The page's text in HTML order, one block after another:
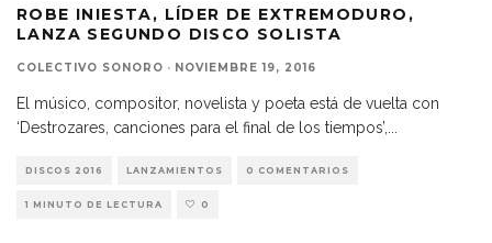
ROBE INIESTA, LÍDER DE EXTREMODURO,
LANZA SEGUNDO DISCO SOLISTA
COLECTIVO SONORO · NOVIEMBRE 19, 2016
El músico, compositor, novelista y poeta está de vuelta con
‘Destrozares, canciones para el final de los tiempos’,
DISCOS 2016 LANZAMIENTOS 0 COMENTARIOS
1 MINUTO DE LECTURA 0